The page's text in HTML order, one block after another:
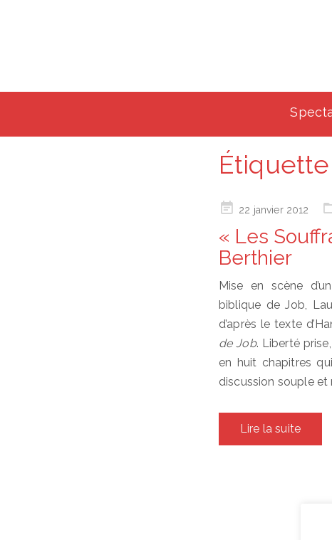
Étiquette
Posted22 janvier 2012
« Les
Berthier
Mise en scène
biblique de Job,
d’après le texte
de Job. Liberté
en huit chapitres
discussion souple et
Lire la suite